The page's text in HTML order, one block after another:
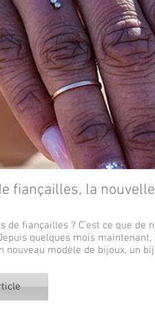
fiançailles, la
de fiançailles ? C’est ce que de
quelques mois
nouveau modèle de bijoux, un